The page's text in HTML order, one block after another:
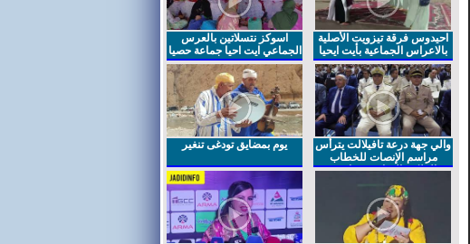
احيدوس فرقة تيزويت الأصلية
بالاعراس الجماعية بأيت ايحيا
اسوكز نتسلاتين بالعرس
الجماعي ايت احيا جماعة حصيا
والي جهة درعة تافيلالت يترأس
مراسم الإنصات للخطاب
الملكي السامي بمناسبة
يوم بمضايق تودغى تنغير